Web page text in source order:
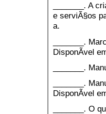
_______. A
e serviÃ§os
a.
_______.
DisponÃ­vel
_______.
_______.
DisponÃ­vel
_______. O